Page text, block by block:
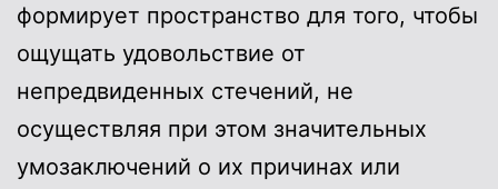
формирует пространство для того, чтобы
ощущать удовольствие от
непредвиденных стечений, не
осуществляя при этом значительных
умозаключений о их причинах или